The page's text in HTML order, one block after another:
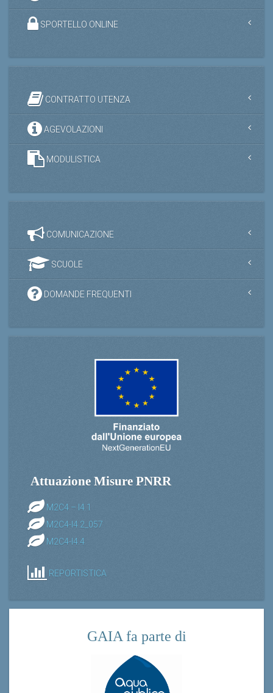
SPORTELLO ONLINE
CONTRATTO UTENZA
AGEVOLAZIONI
MODULISTICA
COMUNICAZIONE
SCUOLE
DOMANDE FREQUENTI
Attuazione Misure PNRR
M2C4 – I4.1
M2C4-I4.2_057
M2C4-I4.4
REPORTISTICA
GAIA fa parte di